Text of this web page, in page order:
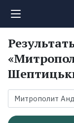
Поиск
Новости
Рейтинги